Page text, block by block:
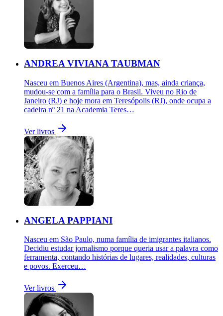
ANDREA VIVIANA TAUBMAN
Nasceu em Buenos Aires (Argentina), mas, ainda criança,
mudou-se com a família para o Brasil. Viveu no Rio de
Janeiro (RJ) e hoje mora em Teresópolis (RJ), onde ocupa a
cadeira nº 21 na Academia Teres…
Ver livros
ANGELA PAPPIANI
Nasceu em São Paulo, numa família de imigrantes italianos.
Decidiu estudar jornalismo porque queria usar a palavra como
ferramenta, contando histórias de lugares, realidades, culturas
e povos. Exerceu…
Ver livros